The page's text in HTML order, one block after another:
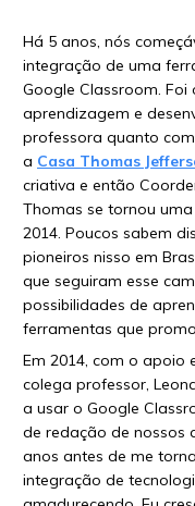
Há 5 anos, nós
integração de uma
Google Classroom.
aprendizagem e
professora quanto
a Casa Thomas
criativa e então
Thomas se tornou
2014. Poucos sabem
pioneiros nisso em
que seguiram esse
possibilidades de
ferramentas que
Em 2014, com o apoio
colega professor,
a usar o Google
de redação de nossos
anos antes de me
integração de